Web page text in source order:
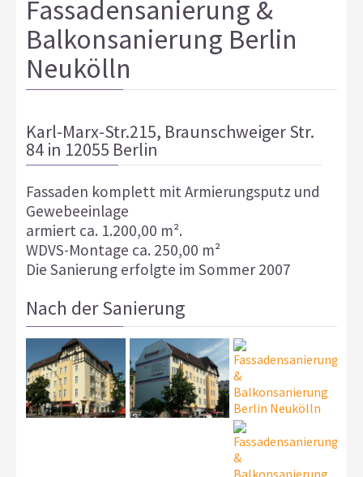
Fassadensanierung &
Balkonsanierung Berlin
Neukölln
Karl-Marx-Str.215, Braunschweiger Str.
84 in 12055 Berlin
Fassaden komplett mit Armierungsputz und
Gewebeeinlage
armiert ca. 1.200,00 m².
WDVS-Montage ca. 250,00 m²
Die Sanierung erfolgte im Sommer 2007
Nach der Sanierung